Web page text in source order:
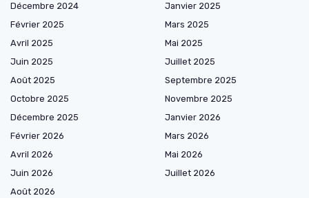
Décembre 2024
Janvier 2025
Février 2025
Mars 2025
Avril 2025
Mai 2025
Juin 2025
Juillet 2025
Août 2025
Septembre 2025
Octobre 2025
Novembre 2025
Décembre 2025
Janvier 2026
Février 2026
Mars 2026
Avril 2026
Mai 2026
Juin 2026
Juillet 2026
Août 2026